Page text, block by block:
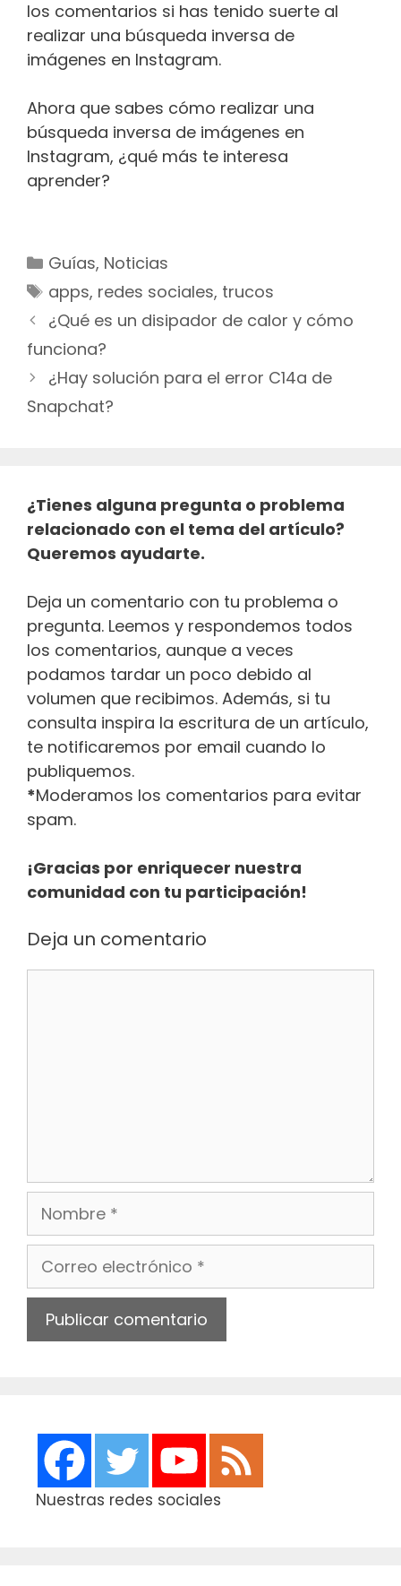
los comentarios si has tenido suerte al
realizar una búsqueda inversa de
imágenes en Instagram.
Ahora que sabes cómo realizar una
búsqueda inversa de imágenes en
Instagram, ¿qué más te interesa
aprender?
Categorías
Guías, Noticias
Etiquetas
apps, redes sociales, trucos
Navegación
de
¿Qué es un disipador de calor y cómo
funciona?
¿Hay solución para el error C14a de
Snapchat?
¿Tienes alguna pregunta o problema
relacionado con el tema del artículo?
Queremos ayudarte.
Deja un comentario con tu problema o
pregunta. Leemos y respondemos todos
los comentarios, aunque a veces
podamos tardar un poco debido al
volumen que recibimos. Además, si tu
consulta inspira la escritura de un artículo,
te notificaremos por email cuando lo
publiquemos.
*Moderamos los comentarios para evitar
spam.
¡Gracias por enriquecer nuestra
comunidad con tu participación!
Deja un comentario
Nombre
Correo
electrónico
Web
Nuestras redes sociales